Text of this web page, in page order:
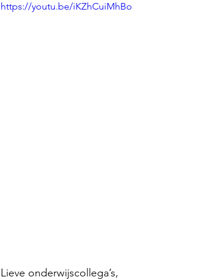
https://youtu.be/iKZhCuiMhBo
Lieve onderwijscollega’s,